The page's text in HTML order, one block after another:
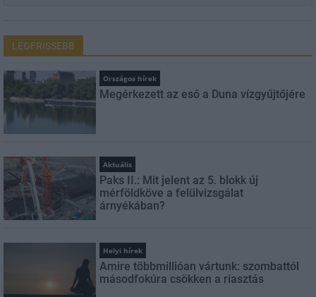
LEGFRISSEBB
Országos hírek
Megérkezett az eső a Duna vízgyűjtőjére
Aktuális
Paks II.: Mit jelent az 5. blokk új
mérföldköve a felülvizsgálat
árnyékában?
Helyi hírek
Amire többmillióan vártunk: szombattól
másodfokúra csökken a riasztás